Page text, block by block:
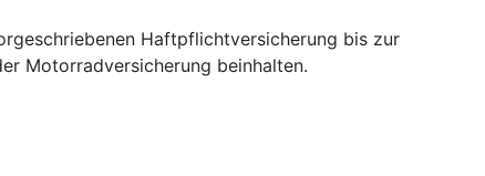
Haftpflichtversicherung bis zur
Motorradversicherung beinhalten.